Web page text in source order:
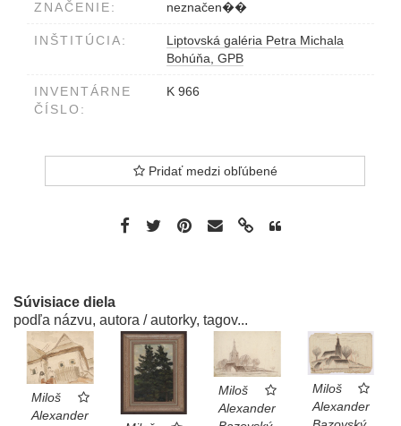
ZNAČENIE: neznačen��
INŠTITÚCIA:
Liptovská galéria Petra Michala
Bohúňa, GPB
INVENTÁRNE
ČÍSLO:
K 966
Pridať medzi obľúbené
Súvisiace diela
podľa názvu, autora / autorky, tagov...
Miloš
Alexander
Miloš
Alexander
Miloš
Alexander